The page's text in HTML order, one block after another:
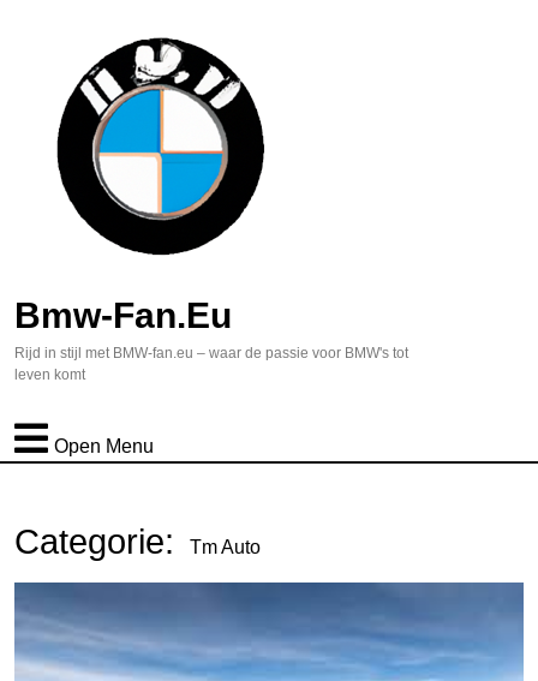
Bmw-Fan.eu
Rijd in stijl met BMW-fan.eu – waar de passie voor BMW's tot
leven komt
Open Menu
Categorie: Tm Auto